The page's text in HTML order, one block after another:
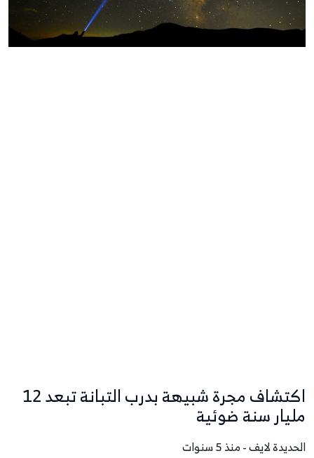
اكتشاف مجرة شبيهة بدرب التبانة تبعد 12
مليار سنة ضوئية
الحديدة لايف - منذ 5 سنوات